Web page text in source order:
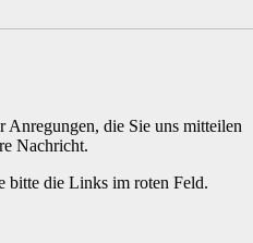
Anregungen, die Sie uns mitteilen
Nachricht.
bitte die Links im roten Feld.